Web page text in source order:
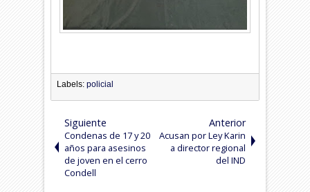
Labels:policial
Siguiente
Condenas de 17 y 20
años para asesinos
de joven en el cerro
Condell
Anterior
Acusan por Ley Karin
a director regional
del IND